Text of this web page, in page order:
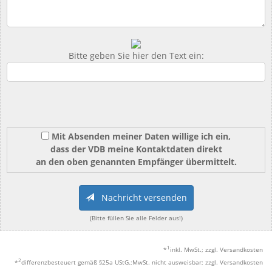
Bitte geben Sie hier den Text ein:
Mit Absenden meiner Daten willige ich ein,
dass der VDB meine Kontaktdaten direkt
an den oben genannten Empfänger übermittelt.
Nachricht versenden
(Bitte füllen Sie alle Felder aus!)
* 1 inkl. MwSt.; zzgl. Versandkosten
*2differenzbesteuert gemäß §25a UStG.;MwSt. nicht ausweisbar; zzgl. Versandkosten